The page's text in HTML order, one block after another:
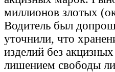
миллионов злотых
Водитель был
уточнили, что
изделий без
лишением свободы